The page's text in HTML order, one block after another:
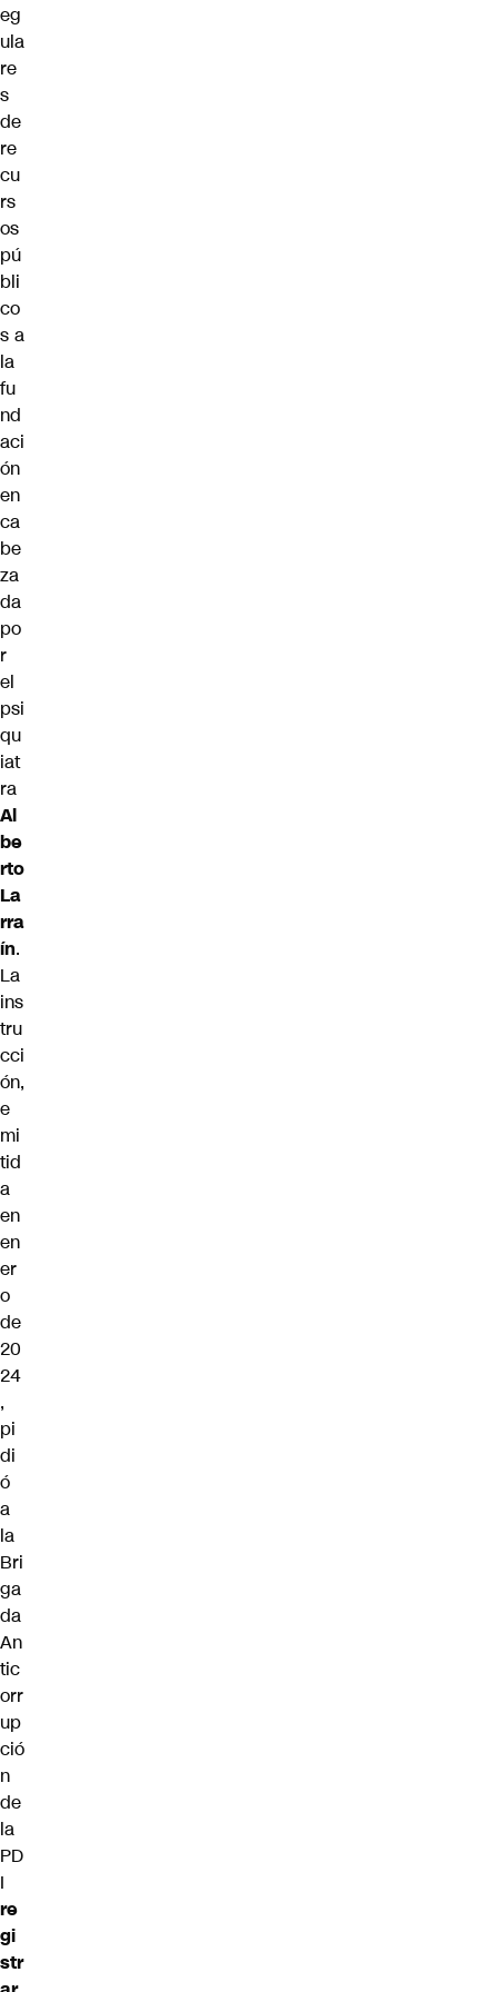
eg
ula
re
s
de
re
cu
rs
os
pú
bli
co
s a
la
fu
nd
aci
ón
en
ca
be
za
da
po
r
el
psi
qu
iat
ra
Al
be
rto
La
rra
ín.
La
ins
tru
cci
ón,
e
mi
tid
a
en
en
er
o
de
20
24
,
pi
di
ó
a
la
Bri
ga
da
An
tic
orr
up
ció
n
de
la
PD
I
re
gi
str